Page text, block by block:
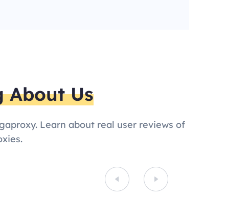
About Us
Learn about real user reviews of